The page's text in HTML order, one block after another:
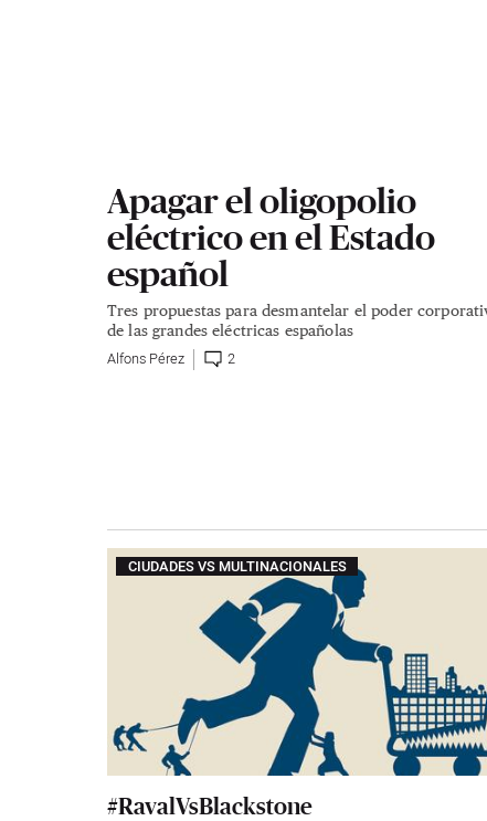
Apagar el oligopolio
eléctrico en el Estado
español
Tres propuestas para desmantelar el poder
de las grandes eléctricas españolas
Alfons Pérez 2
CIUDADES VS MULTINACIONALES
#RavalVsBlackstone